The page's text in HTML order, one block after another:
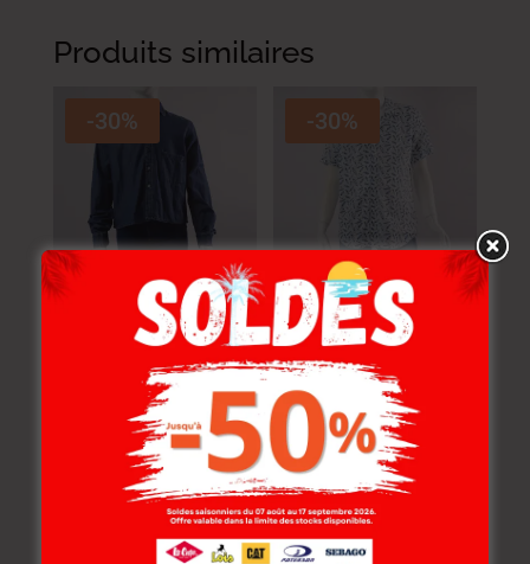
Produits similaires
-30%
LEE COOPER
CHEMISE PANTER-32
YRRO ENF LL
–84.000
DT
–58.800DT
-30%
PATERSON CHEMISE
LINO-20 VANSO ENF
LI
84.000 DT – 99.000DT
58.800DT–69.300
-40%